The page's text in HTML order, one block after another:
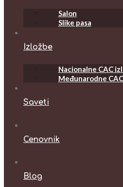
Salon
Slike pasa
Izložbe
Nacionalne CAC
Međunarodne
Saveti
Cenovnik
Blog